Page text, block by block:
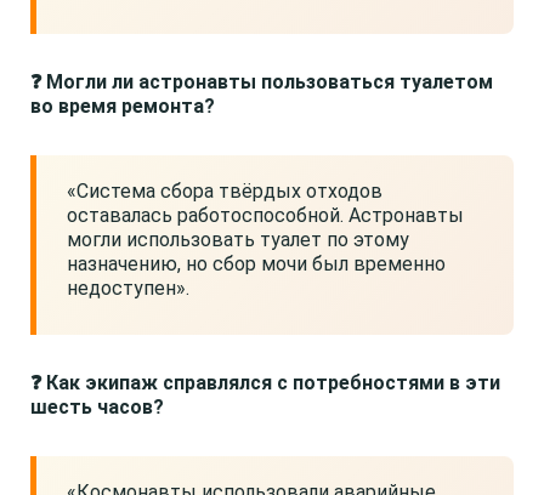
❓ Могли ли астронавты пользоваться туалетом
во время ремонта?
«Система сбора твёрдых отходов
оставалась работоспособной. Астронавты
могли использовать туалет по этому
назначению, но сбор мочи был временно
недоступен».
❓ Как экипаж справлялся с потребностями в эти
шесть часов?